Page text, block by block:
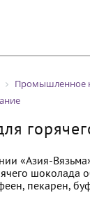
Промышленное
«Азия-
шоколада
пекарен,